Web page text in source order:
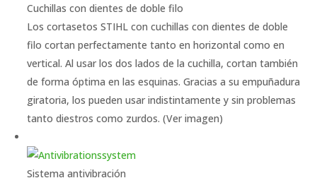
Cuchillas con dientes de doble filo
Los cortasetos STIHL con cuchillas con dientes de doble
filo cortan perfectamente tanto en horizontal como en
vertical. Al usar los dos lados de la cuchilla, cortan también
de forma óptima en las esquinas. Gracias a su empuñadura
giratoria, los pueden usar indistintamente y sin problemas
tanto diestros como zurdos. (Ver imagen)
Sistema antivibración